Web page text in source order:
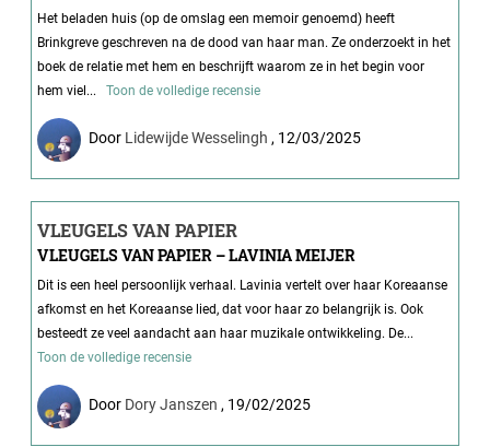
Het beladen huis (op de omslag een memoir genoemd) heeft
Brinkgreve geschreven na de dood van haar man. Ze onderzoekt in het
boek de relatie met hem en beschrijft waarom ze in het begin voor
hem viel...
Toon de volledige recensie
Door Lidewijde Wesselingh , 12/03/2025
VLEUGELS VAN PAPIER
VLEUGELS VAN PAPIER – LAVINIA MEIJER
Dit is een heel persoonlijk verhaal. Lavinia vertelt over haar Koreaanse
afkomst en het Koreaanse lied, dat voor haar zo belangrijk is. Ook
besteedt ze veel aandacht aan haar muzikale ontwikkeling. De...
Toon de volledige recensie
Door Dory Janszen , 19/02/2025